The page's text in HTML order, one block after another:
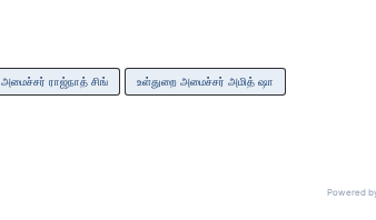
அமைச்சர் ராஜ்நாத் சிங் உள்துறை அமைச்சர் அமித் ஷா